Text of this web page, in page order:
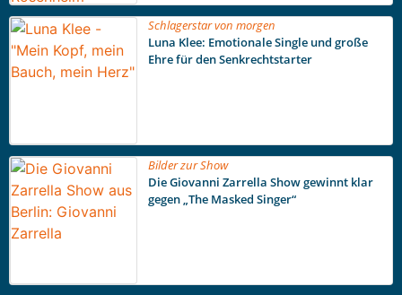
Schlagerstar von morgen
Luna Klee: Emotionale Single und große
Ehre für den Senkrechtstarter
Bilder zur Show
Die Giovanni Zarrella Show gewinnt klar
gegen „The Masked Singer“